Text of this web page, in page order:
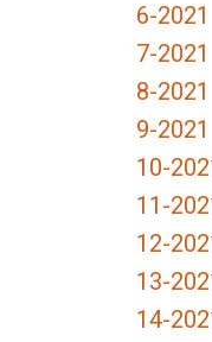
6-2021
7-2021
8-2021
9-2021
10-
11-
12-
13-
14-